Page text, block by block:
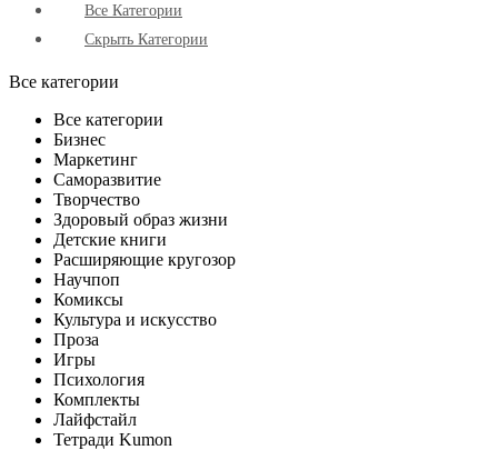
Все Категории
Скрыть Категории
Все категории
Все категории
Бизнес
Маркетинг
Саморазвитие
Творчество
Здоровый образ жизни
Детские книги
Расширяющие кругозор
Научпоп
Комиксы
Культура и искусство
Проза
Игры
Психология
Комплекты
Лайфстайл
Тетради Kumon